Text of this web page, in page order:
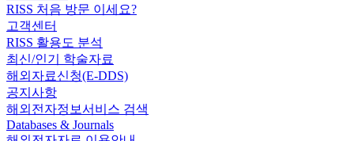
RISS 처음 방문 이세요?
고객센터
RISS 활용도 분석
최신/인기 학술자료
해외자료신청(E-DDS)
공지사항
해외전자정보서비스 검색
Databases & Journals